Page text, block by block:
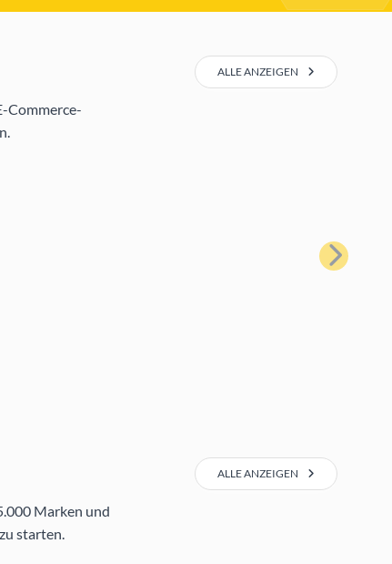
Commerce-
ALLE ANZEIGEN
Weiter
Marken und
zu starten.
ALLE ANZEIGEN